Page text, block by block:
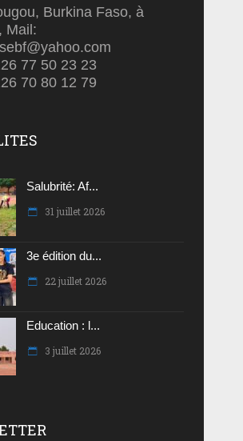
Burkina Faso, à
Mail:
77 50 23 23
70 80 12 79
Salubrité: Af...
31 juillet 2026
3e édition du...
22 juillet 2026
Education : l...
3 juillet 2026